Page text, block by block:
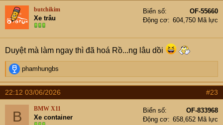
t
o
n
s
:
butchikim
Xe trâu
Biển số
OF-55660
Động cơ
604,750 Mã lực
Duyệt mà làm ngay thì đã hoá Rồ...ng lâu dồi
R
e
a
c
t
phamhungbs
22:12 03/06/2026 #23
B BMW X11
Xe container
Biển số
OF-833968
Động cơ
658,652 Mã lực